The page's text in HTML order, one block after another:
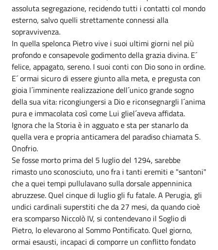
assoluta segregazione, recidendo tutti i contatti col mondo
esterno, salvo quelli strettamente connessi alla
sopravvivenza.
In quella spelonca Pietro vive i suoi ultimi giorni nel più
profondo e consapevole godimento della grazia divina. E´
felice, appagato, sereno. I suoi conti con Dio sono in ordine.
E´ ormai sicuro di essere giunto alla meta, e pregusta con
gioia l´imminente realizzazione dell´unico grande sogno
della sua vita: ricongiungersi a Dio e riconsegnargli l´anima
pura e immacolata così come Lui gliel´aveva affidata.
Ignora che la Storia è in agguato e sta per stanarlo da
quella vera e propria anticamera del paradiso chiamata S.
Onofrio.
Se fosse morto prima del 5 luglio del 1294, sarebbe
rimasto uno sconosciuto, uno fra i tanti eremiti e "santoni"
che a quei tempi pullulavano sulla dorsale appenninica
abruzzese. Quel cinque di luglio gli fu fatale. A Perugia, gli
undici cardinali superstiti che da 27 mesi, da quando cioè
era scomparso Niccolò IV, si contendevano il Soglio di
Pietro, lo elevarono al Sommo Pontificato. Quel giorno,
ormai esausti, incapaci di comporre un conflitto fondato